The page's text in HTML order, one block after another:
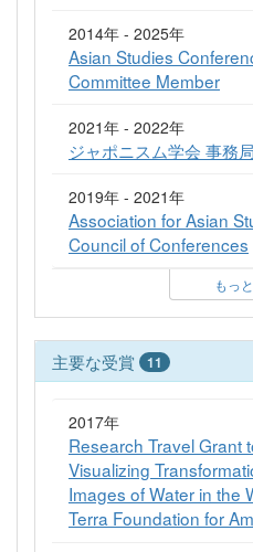
2014年 - 2025年
Asian Studies
Committee Member
2021年 - 2022年
ジャポニスム学会 事務
2019年 - 2021年
Association for Asian
Council of Conferences
もっ
主要な受賞 11
2017年
Research Travel Grant
Visualizing
Images of Water in the
Terra Foundation for